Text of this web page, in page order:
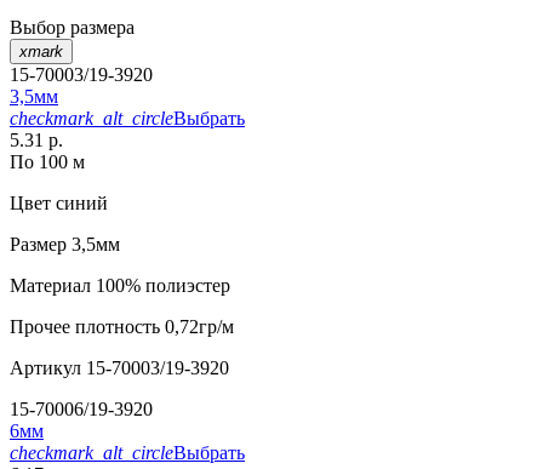
Выбор размера
xmark
15-70003/19-3920
3,5мм
checkmark_alt_circleВыбрать
5.31 р.
По 100 м
Цвет синий
Размер 3,5мм
Материал 100% полиэстер
Прочее плотность 0,72гр/м
Артикул 15-70003/19-3920
15-70006/19-3920
6мм
checkmark_alt_circleВыбрать